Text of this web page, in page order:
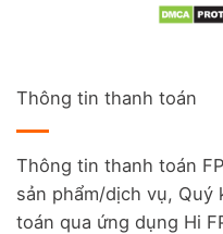
Thông tin thanh toán
Thông tin thanh toán
sản phẩm/dịch vụ,
toán qua ứng dụng Hi